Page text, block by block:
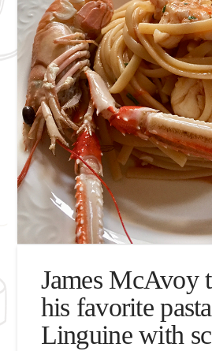
James McAvoy
his favorite
Linguine with